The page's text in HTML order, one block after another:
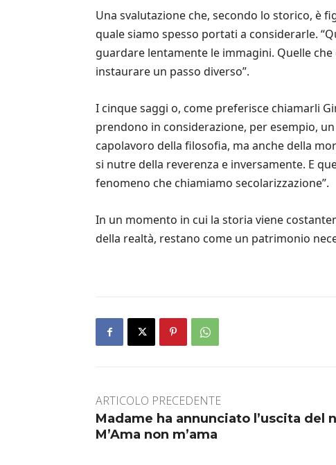
Una svalutazione che, secondo lo storico, è
quale siamo spesso portati a considerarle.
guardare lentamente le immagini. Quelle
instaurare un passo diverso”.
I cinque saggi o, come preferisce chiamarli
prendono in considerazione, per esempio,
capolavoro della filosofia, ma anche della
si nutre della reverenza e inversamente. E
fenomeno che chiamiamo secolarizzazione”.
In un momento in cui la storia viene
della realtà, restano come un patrimonio
ARTICOLO PRECEDENTE
Madame ha annunciato l’uscita del
M’Ama non m’ama